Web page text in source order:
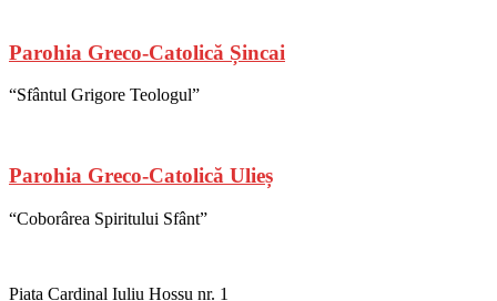
Parohia Greco-Catolică Șincai
“Sfântul Grigore Teologul”
Parohia Greco-Catolică Ulieș
“Coborârea Spiritului Sfânt”
Piata Cardinal Iuliu Hossu nr. 1